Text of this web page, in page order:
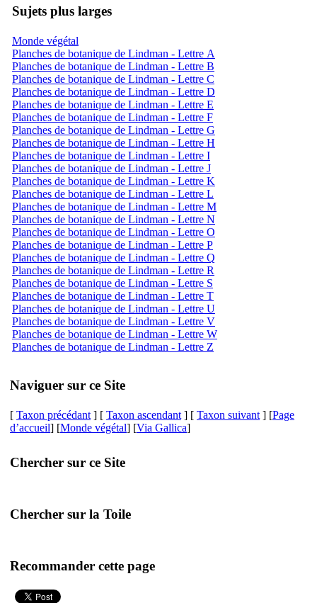
Sujets plus larges
Monde végétal
Planches de botanique de Lindman - Lettre A
Planches de botanique de Lindman - Lettre B
Planches de botanique de Lindman - Lettre C
Planches de botanique de Lindman - Lettre D
Planches de botanique de Lindman - Lettre E
Planches de botanique de Lindman - Lettre F
Planches de botanique de Lindman - Lettre G
Planches de botanique de Lindman - Lettre H
Planches de botanique de Lindman - Lettre I
Planches de botanique de Lindman - Lettre J
Planches de botanique de Lindman - Lettre K
Planches de botanique de Lindman - Lettre L
Planches de botanique de Lindman - Lettre M
Planches de botanique de Lindman - Lettre N
Planches de botanique de Lindman - Lettre O
Planches de botanique de Lindman - Lettre P
Planches de botanique de Lindman - Lettre Q
Planches de botanique de Lindman - Lettre R
Planches de botanique de Lindman - Lettre S
Planches de botanique de Lindman - Lettre T
Planches de botanique de Lindman - Lettre U
Planches de botanique de Lindman - Lettre V
Planches de botanique de Lindman - Lettre W
Planches de botanique de Lindman - Lettre Z
Naviguer sur ce Site
[ Taxon précédant ] [ Taxon ascendant ] [ Taxon suivant ] [Page
d’accueil] [Monde végétal] [Via Gallica]
Chercher sur ce Site
Chercher sur la Toile
Recommander cette page